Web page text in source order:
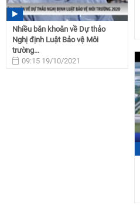
Nhiều băn khoăn về Dự thảo
Nghị định Luật Bảo vệ Môi
trường...
09:15 19/10/2021